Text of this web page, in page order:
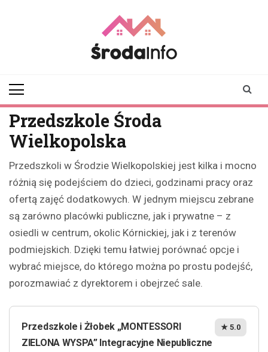
Przedszkole Środa
Wielkopolska
Przedszkoli w Środzie Wielkopolskiej jest kilka i mocno
różnią się podejściem do dzieci, godzinami pracy oraz
ofertą zajęć dodatkowych. W jednym miejscu zebrane
są zarówno placówki publiczne, jak i prywatne – z
osiedli w centrum, okolic Kórnickiej, jak i z terenów
podmiejskich. Dzięki temu łatwiej porównać opcje i
wybrać miejsce, do którego można po prostu podejść,
porozmawiać z dyrektorem i obejrzeć sale.
Przedszkole i Żłobek „MONTESSORI
ZIELONA WYSPA” Integracyjne Niepubliczne
★ 5.0